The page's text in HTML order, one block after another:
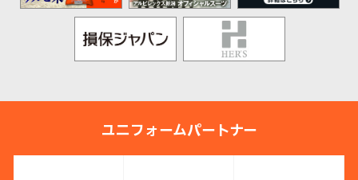
ユニフォームパートナー